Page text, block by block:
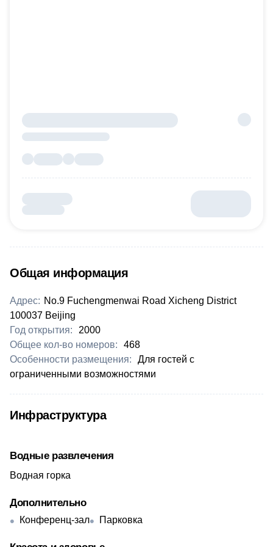
Общая информация
Адрес: No.9 Fuchengmenwai Road Xicheng District
100037 Beijing
Год открытия:
2000
Общее кол-во номеров:
468
Особенности размещения:
Для гостей с
ограниченными возможностями
Инфраструктура
Водные развлечения
Водная горка
Дополнительно
Конференц-зал Парковка